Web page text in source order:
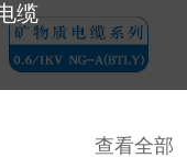
缆
查看全部